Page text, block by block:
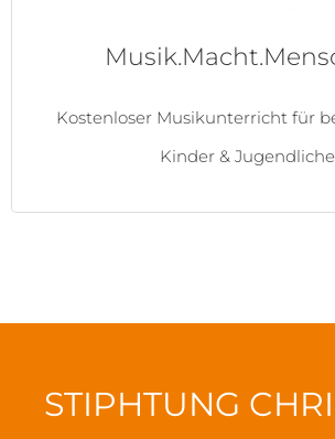
Kostenloser Musikunterricht für
Kinder & Jugendliche
STIPHTUNG